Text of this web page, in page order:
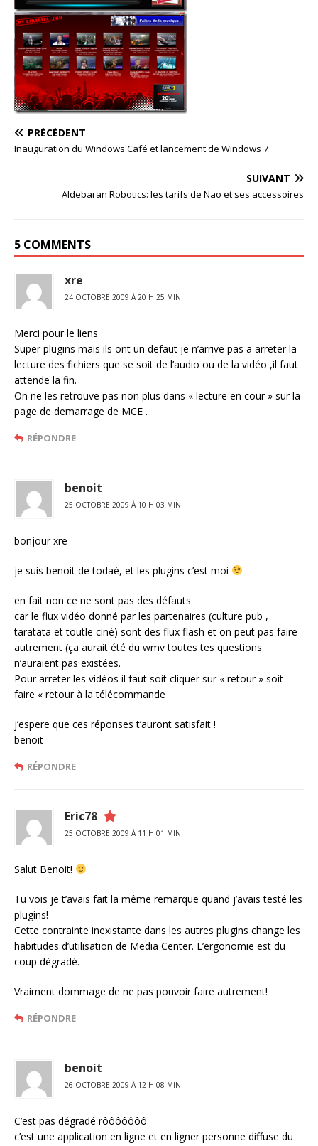
PRÉCÉDENT
Inauguration du Windows Café et lancement de Windows 7
SUIVANT
Aldebaran Robotics: les tarifs de Nao et ses accessoires
5 COMMENTS
xre
24 OCTOBRE 2009 À 20 H 25 MIN
Merci pour le liens
Super plugins mais ils ont un defaut je n’arrive pas a arreter la
lecture des fichiers que se soit de l’audio ou de la vidéo ,il faut
attende la fin.
On ne les retrouve pas non plus dans « lecture en cour » sur la
page de demarrage de MCE .
RÉPONDRE
benoit
25 OCTOBRE 2009 À 10 H 03 MIN
bonjour xre
je suis benoit de todaé, et les plugins c’est moi
en fait non ce ne sont pas des défauts
car le flux vidéo donné par les partenaires (culture pub ,
taratata et toutle ciné) sont des flux flash et on peut pas faire
autrement (ça aurait été du wmv toutes tes questions
n’auraient pas existées.
Pour arreter les vidéos il faut soit cliquer sur « retour » soit
faire « retour à la télécommande
j’espere que ces réponses t’auront satisfait !
benoit
RÉPONDRE
Eric78
25 OCTOBRE 2009 À 11 H 01 MIN
Salut Benoit!
Tu vois je t’avais fait la même remarque quand j’avais testé les
plugins!
Cette contrainte inexistante dans les autres plugins change les
habitudes d’utilisation de Media Center. L’ergonomie est du
coup dégradé.
Vraiment dommage de ne pas pouvoir faire autrement!
RÉPONDRE
benoit
26 OCTOBRE 2009 À 12 H 08 MIN
C’est pas dégradé rôôôôôôô
c’est une application en ligne et en ligner personne diffuse du